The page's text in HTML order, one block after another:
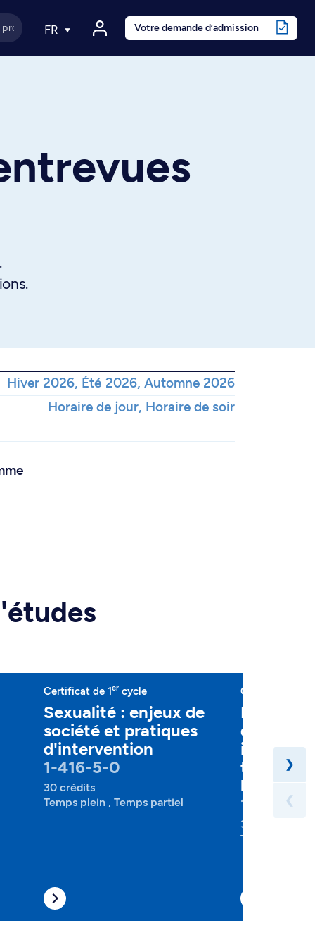
FR Votre demande d’admission
Hiver 2026, Été 2026, Automne 2026
Horaire de jour, Horaire de soir
Certificat de 1er cycle
Sexualité : enjeux de
société et pratiques
d'intervention
1-416-5-0
30 crédits
Temps plein , Temps partiel
Certificat de 1
troubles
l'autisme
1-422-5-1
30 crédits
Temps plein ,
❯
❮